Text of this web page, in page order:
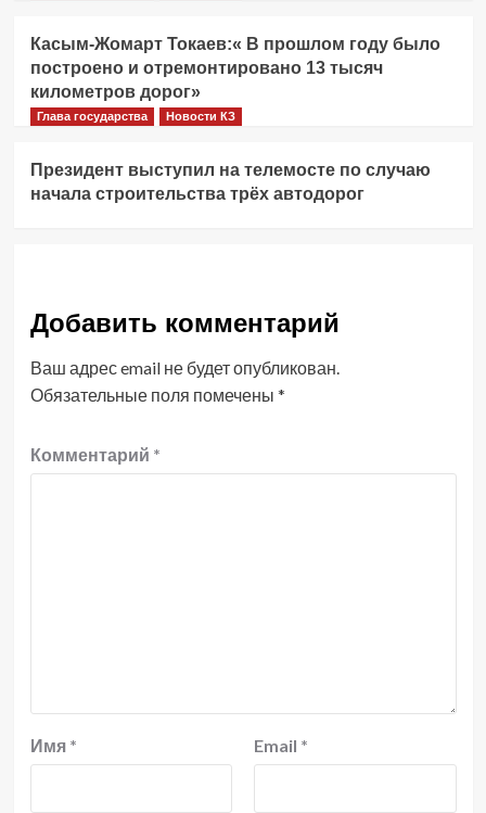
Касым-Жомарт Токаев:« В прошлом году было
построено и отремонтировано 13 тысяч
километров дорог»
Глава государства Новости КЗ
Президент выступил на телемосте по случаю
начала строительства трёх автодорог
Добавить комментарий
Ваш адрес email не будет опубликован.
Обязательные поля помечены *
Комментарий *
Имя * Email *